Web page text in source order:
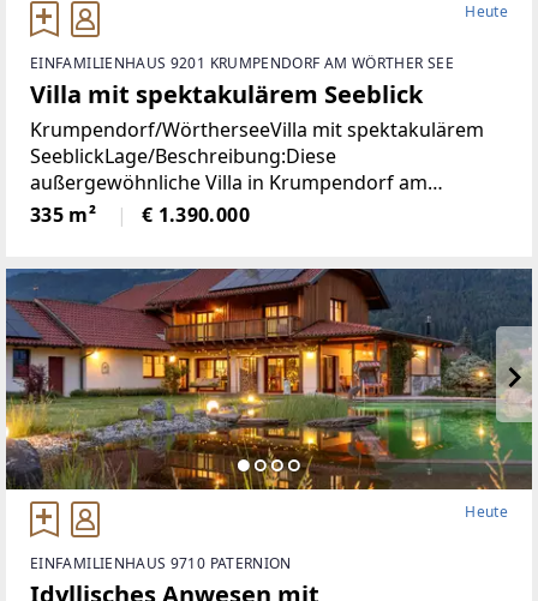
Heute
EINFAMILIENHAUS 9201 KRUMPENDORF AM WÖRTHER SEE
Villa mit spektakulärem Seeblick
Krumpendorf/WörtherseeVilla mit spektakulärem
SeeblickLage/Beschreibung:Diese
außergewöhnliche Villa in Krumpendorf am
Wörthersee vereint großzügiges Wohnen, exklusive
Ausstattung und eine unvergleichliche Aussicht in
335 m² € 1.390.000
Heute
EINFAMILIENHAUS 9710 PATERNION
Idyllisches Anwesen mit